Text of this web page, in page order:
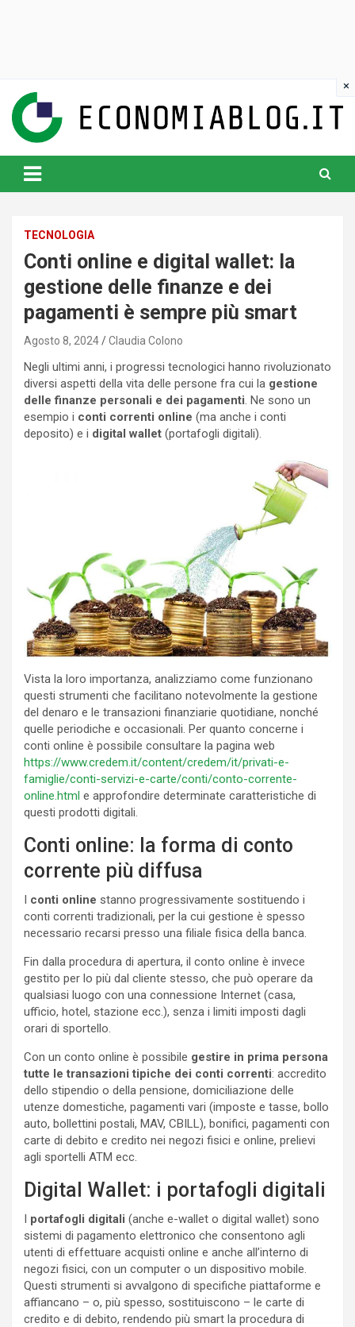
content
www.economiablog.it
TECNOLOGIA
Conti online e digital wallet: la
gestione delle finanze e dei
pagamenti è sempre più smart
Agosto 8, 2024 Claudia Colono
Negli ultimi anni, i progressi tecnologici hanno rivoluzionato
diversi aspetti della vita delle persone fra cui la gestione
delle finanze personali e dei pagamenti. Ne sono un
esempio i conti correnti online (ma anche i conti
deposito) e i digital wallet (portafogli digitali).
Vista la loro importanza, analizziamo come funzionano
questi strumenti che facilitano notevolmente la gestione
del denaro e le transazioni finanziarie quotidiane, nonché
quelle periodiche e occasionali. Per quanto concerne i
conti online è possibile consultare la pagina web
https://www.credem.it/content/credem/it/privati-e-
famiglie/conti-servizi-e-carte/conti/conto-corrente-
online.html e approfondire determinate caratteristiche di
questi prodotti digitali.
Conti online: la forma di conto
corrente più diffusa
I conti online stanno progressivamente sostituendo i
conti correnti tradizionali, per la cui gestione è spesso
necessario recarsi presso una filiale fisica della banca.
Fin dalla procedura di apertura, il conto online è invece
gestito per lo più dal cliente stesso, che può operare da
qualsiasi luogo con una connessione Internet (casa,
ufficio, hotel, stazione ecc.), senza i limiti imposti dagli
orari di sportello.
Con un conto online è possibile gestire in prima persona
tutte le transazioni tipiche dei conti correnti: accredito
dello stipendio o della pensione, domiciliazione delle
utenze domestiche, pagamenti vari (imposte e tasse, bollo
auto, bollettini postali, MAV, CBILL), bonifici, pagamenti con
carte di debito e credito nei negozi fisici e online, prelievi
agli sportelli ATM ecc.
Digital Wallet: i portafogli digitali
I portafogli digitali (anche e-wallet o digital wallet) sono
sistemi di pagamento elettronico che consentono agli
utenti di effettuare acquisti online e anche all’interno di
negozi fisici, con un computer o un dispositivo mobile.
Questi strumenti si avvalgono di specifiche piattaforme e
affiancano – o, più spesso, sostituiscono – le carte di
credito e di debito, rendendo più smart la procedura di